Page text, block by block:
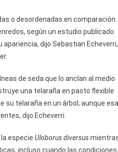
o desordenadas en comparación.
según un estudio publicado
dijo Sebastian Echeverri,
de seda que lo anclan al medio
una telaraña en pasto flexible
telaraña en un árbol; aunque
dijo Echeverri.
especie Uloborus diversus
incluso cuando las condiciones